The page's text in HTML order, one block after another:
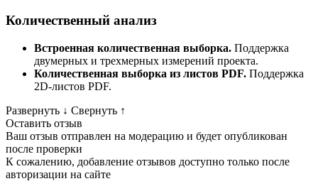
Количественный анализ
Встроенная количественная выборка. Поддержка
двумерных и трехмерных измерений проекта.
Количественная выборка из листов PDF. Поддержка
2D-листов PDF.
Развернуть ↓ Свернуть ↑
Оставить отзыв
Ваш отзыв отправлен на модерацию и будет опубликован
после проверки
К сожалению, добавление отзывов доступно только после
авторизации на сайте